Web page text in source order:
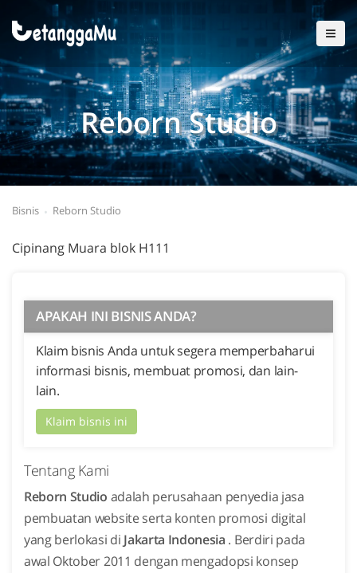
Reborn Studio
Bisnis Reborn Studio
Cipinang Muara blok H111
APAKAH INI BISNIS ANDA?
Klaim bisnis Anda untuk segera memperbaharui
informasi bisnis, membuat promosi, dan lain-
lain.
Klaim bisnis ini
Tentang Kami
Reborn Studio adalah perusahaan penyedia jasa
pembuatan website serta konten promosi digital
yang berlokasi di Jakarta Indonesia . Berdiri pada
awal Oktober 2011 dengan mengadopsi konsep